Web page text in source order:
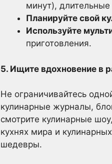
минут),
Планируйте свой
Используйте
приготовления.
5. Ищите вдохновение в
Не ограничивайтесь
кулинарные журналы,
смотрите кулинарные
кухнях мира и
шедевры.